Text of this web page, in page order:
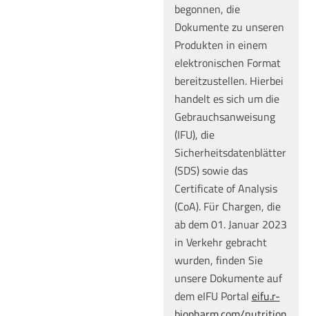
begonnen, die
Dokumente zu unseren
Produkten in einem
elektronischen Format
bereitzustellen. Hierbei
handelt es sich um die
Gebrauchsanweisung
(IFU), die
Sicherheitsdatenblätter
(SDS) sowie das
Certificate of Analysis
(CoA). Für Chargen, die
ab dem 01. Januar 2023
in Verkehr gebracht
wurden, finden Sie
unsere Dokumente auf
dem eIFU Portal eifu.r-